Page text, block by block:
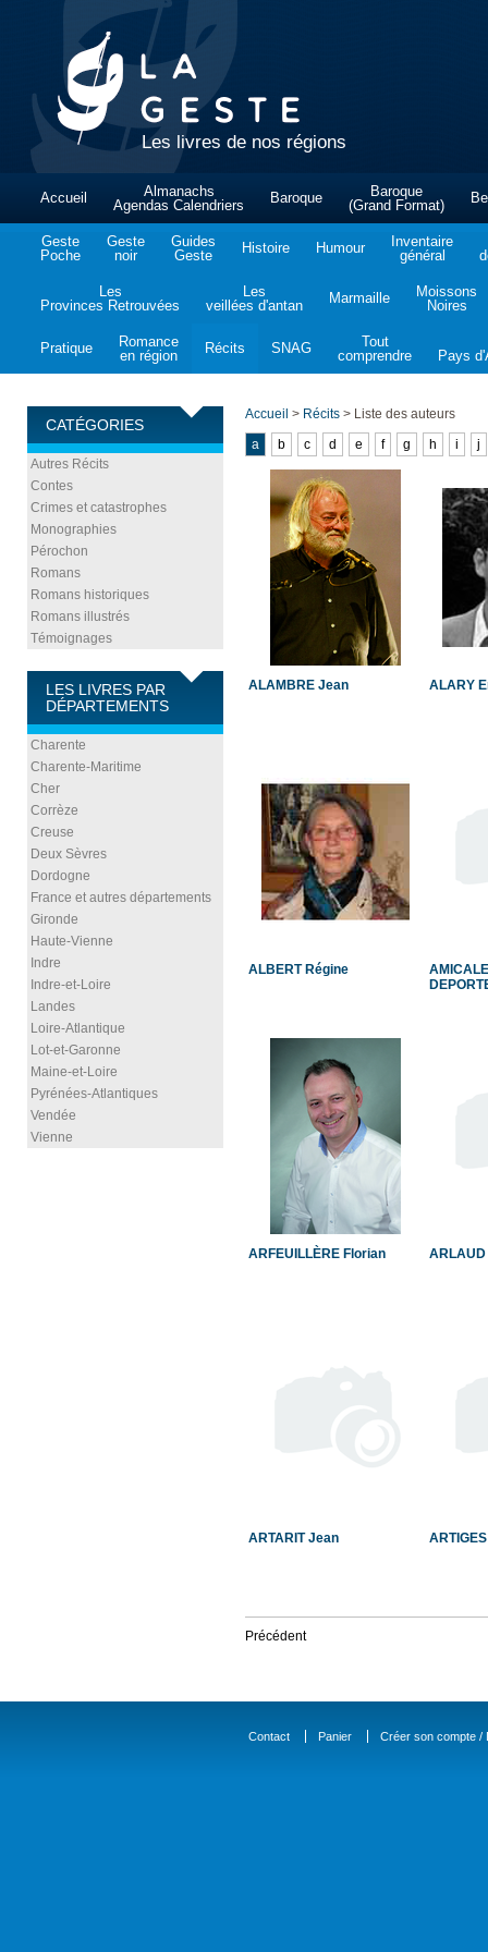
Les livres de nos régions
Accueil
Almanachs
Agendas Calendriers
Baroque
Baroque
(Grand Format)
Geste
Poche
Geste
noir
Guides
Geste
Histoire Humour
Inventaire
général
Les
Provinces Retrouvées
Les
veillées d'antan
Marmaille
Moissons
Noires
Pratique
Romance
en région
Récits SNAG
Tout
comprendre
Pays
CATÉGORIES
Autres Récits
Contes
Crimes et catastrophes
Monographies
Pérochon
Romans
Romans historiques
Romans illustrés
Témoignages
LES LIVRES PAR
DÉPARTEMENTS
Charente
Charente-Maritime
Cher
Corrèze
Creuse
Deux Sèvres
Dordogne
France et autres départements
Gironde
Haute-Vienne
Indre
Indre-et-Loire
Landes
Loire-Atlantique
Lot-et-Garonne
Maine-et-Loire
Pyrénées-Atlantiques
Vendée
Vienne
Accueil > Récits > Liste des auteurs
a
b c d e f g h i j
ALAMBRE Jean ALARY
ALBERT Régine
ARFEUILLÈRE Florian
ARTARIT Jean
Précédent
Contact Panier Créer son compte /